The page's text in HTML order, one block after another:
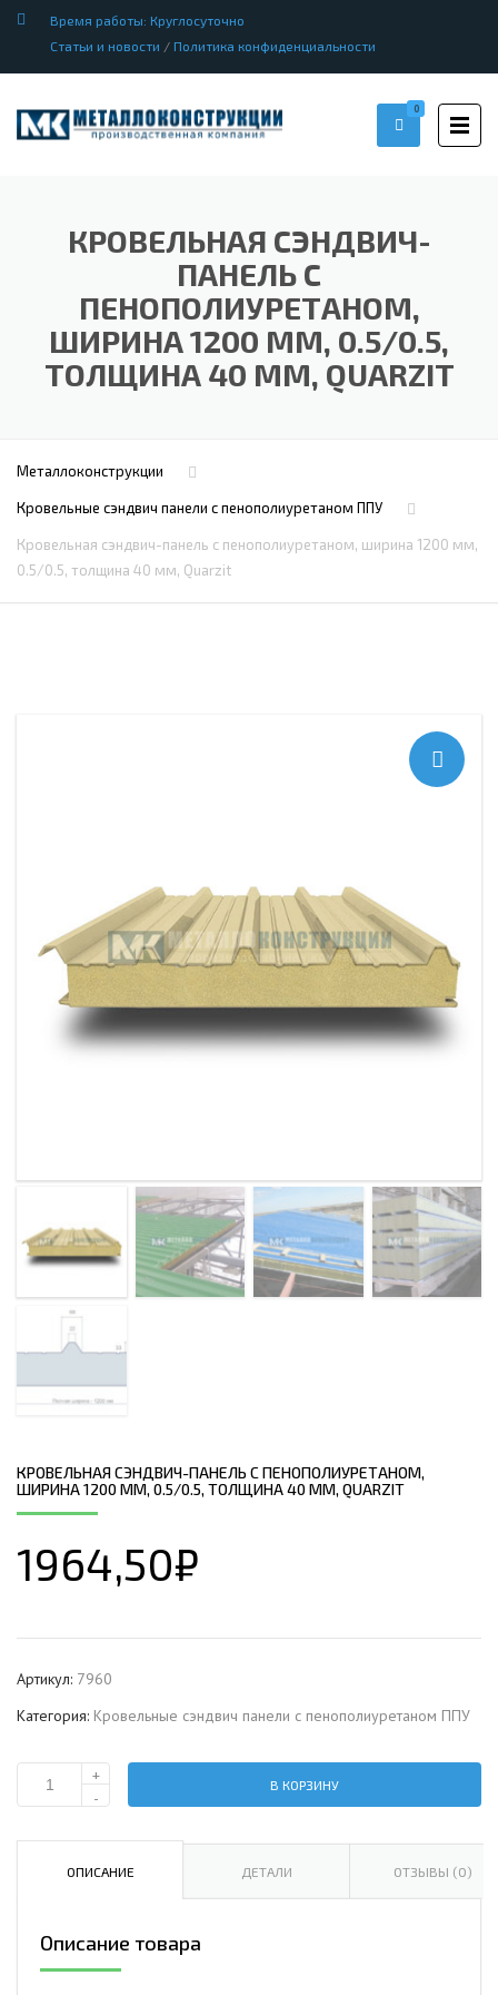
Время работы: Круглосуточно
Статьи и новости / Политика конфиденциальности
0
КРОВЕЛЬНАЯ СЭНДВИЧ-
ПАНЕЛЬ С
ПЕНОПОЛИУРЕТАНОМ,
ШИРИНА 1200 ММ, 0.5/0.5,
ТОЛЩИНА 40 ММ, QUARZIT
Металлоконструкции
Кровельные сэндвич панели с пенополиуретаном ППУ
Кровельная сэндвич-панель с пенополиуретаном, ширина 1200 мм,
0.5/0.5, толщина 40 мм, Quarzit
КРОВЕЛЬНАЯ СЭНДВИЧ-ПАНЕЛЬ С ПЕНОПОЛИУРЕТАНОМ,
ШИРИНА 1200 ММ, 0.5/0.5, ТОЛЩИНА 40 ММ, QUARZIT
1964,50₽
Артикул: 7960
Категория: Кровельные сэндвич панели с пенополиуретаном ППУ
Количество
сэндвич-
ширина
1200
+
-
В КОРЗИНУ
ОПИСАНИЕ ДЕТАЛИ ОТЗЫВЫ (0)
Описание товара